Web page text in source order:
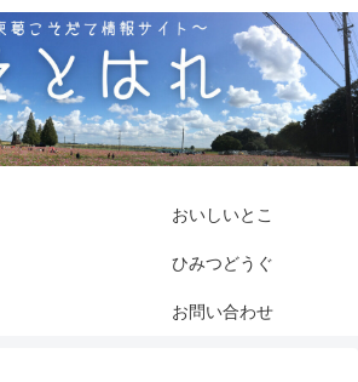
おいしいとこ
ひみつどうぐ
お問い合わせ